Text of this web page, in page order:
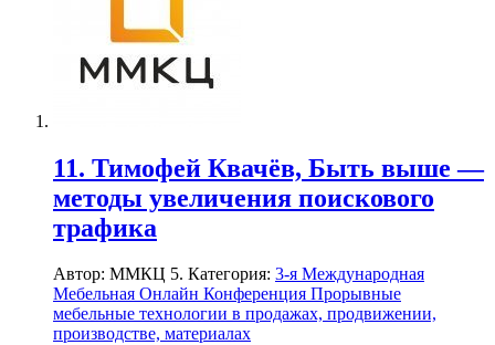
11. Тимофей Квачёв, Быть выше —
методы увеличения поискового
трафика
Автор: ММКЦ 5. Категория: 3-я Международная
Мебельная Онлайн Конференция Прорывные
мебельные технологии в продажах, продвижении,
производстве, материалах